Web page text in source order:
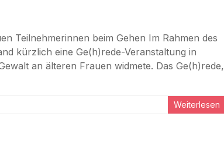
Teilnehmerinnen beim Gehen Im Rahmen des
kürzlich eine Ge(h)rede-Veranstaltung in
an älteren Frauen widmete. Das Ge(h)rede,
Weiterlesen